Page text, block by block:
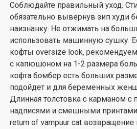
Соблюдайте правильный уход.
обязательно вывернув зип худи
наизнанку. Не отжимать на
использовать машинную сушку.
кофты oversize look,
с капюшоном на 1-2 размера
кофта бомбер есть больших
подойдет и для беременных
Длинная толстовка с карманом с
надписями и смешными
return of vampuur cat возвращение